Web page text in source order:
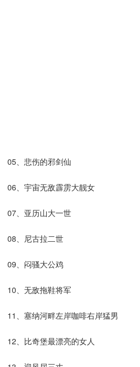
05、悲伤的邪剑仙
06、宇宙无敌霹雳大靓女
07、亚历山大一世
08、尼古拉二世
09、闷骚大公鸡
10、无敌拖鞋将军
11、塞纳河畔左岸咖啡右岸猛男
12、比奇堡最漂亮的女人